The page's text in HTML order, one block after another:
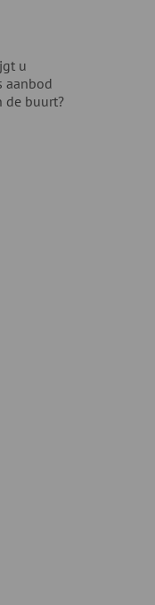
u
aanbod
de buurt?